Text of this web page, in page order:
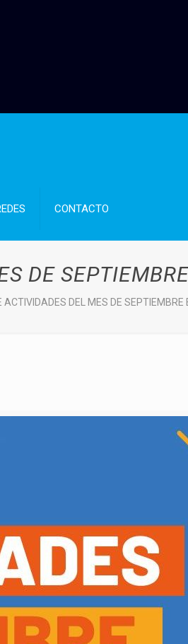
CONTACTO
DE
ACTIVIDADES DEL MES DE SEPTIEMBRE